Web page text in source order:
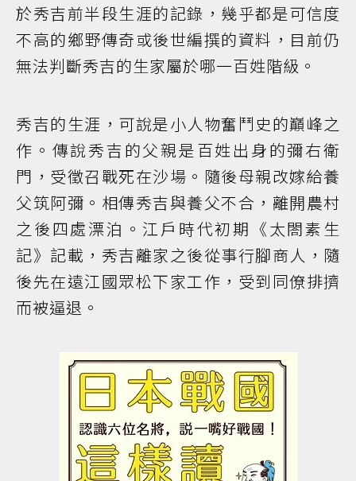
於秀吉前半段生涯的記錄，幾乎都是可信度
不高的鄉野傳奇或後世編撰的資料，目前仍
無法判斷秀吉的生家屬於哪一百姓階級。
秀吉的生涯，可說是小人物奮鬥史的巔峰之
作。傳說秀吉的父親是百姓出身的彌右衛
門，受徵召戰死在沙場。隨後母親改嫁給養
父筑阿彌。相傳秀吉與養父不合，離開農村
之後四處漂泊。江戶時代初期《太閤素生
記》記載，秀吉離家之後從事行腳商人，隨
後先在遠江國眾松下家工作，受到同僚排擠
而被逼退。